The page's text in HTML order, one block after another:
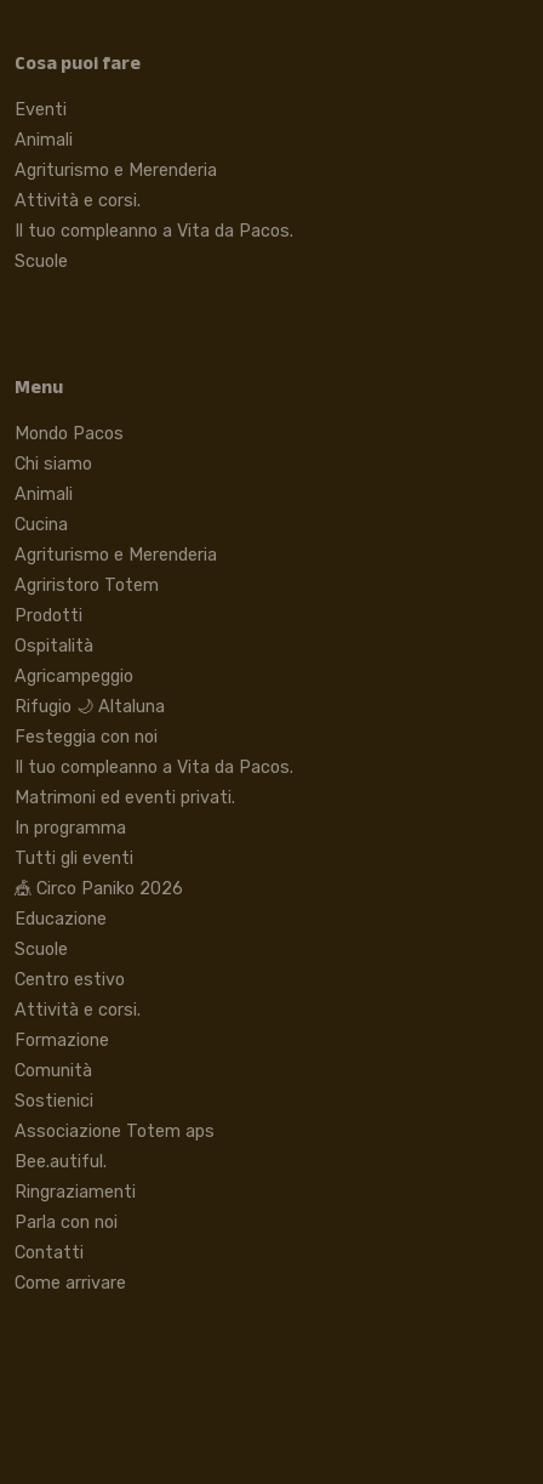
Cosa puoi fare
Eventi
Animali
Agriturismo e Merenderia
Attività e corsi.
Il tuo compleanno a Vita da Pacos.
Scuole
Menu
Mondo Pacos
Chi siamo
Animali
Cucina
Agriturismo e Merenderia
Agriristoro Totem
Prodotti
Ospitalità
Agricampeggio
Rifugio 🌙 Altaluna
Festeggia con noi
Il tuo compleanno a Vita da Pacos.
Matrimoni ed eventi privati.
In programma
Tutti gli eventi
🎪 Circo Paniko 2026
Educazione
Scuole
Centro estivo
Attività e corsi.
Formazione
Comunità
Sostienici
Associazione Totem aps
Bee.autiful.
Ringraziamenti
Parla con noi
Contatti
Come arrivare